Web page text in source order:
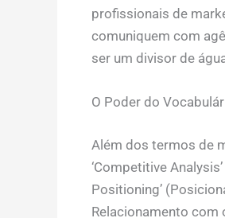
profissionais de
comuniquem com
ser um divisor de
O Poder do
Além dos termos de
‘Competitive
Positioning’
Relacionamento